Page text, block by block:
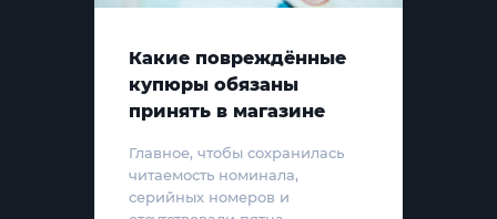
Какие повреждённые
купюры обязаны
принять в магазине
Главное, чтобы сохранилась
читаемость номинала,
серийных номеров и